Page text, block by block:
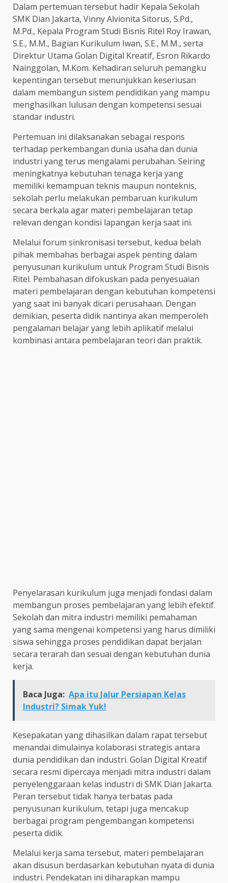
Dalam pertemuan tersebut hadir Kepala Sekolah
SMK Dian Jakarta, Vinny Alvionita Sitorus, S.Pd.,
M.Pd., Kepala Program Studi Bisnis Ritel Roy Irawan,
S.E., M.M., Bagian Kurikulum Iwan, S.E., M.M., serta
Direktur Utama Golan Digital Kreatif, Esron Rikardo
Nainggolan, M.Kom. Kehadiran seluruh pemangku
kepentingan tersebut menunjukkan keseriusan
dalam membangun sistem pendidikan yang mampu
menghasilkan lulusan dengan kompetensi sesuai
standar industri.
Pertemuan ini dilaksanakan sebagai respons
terhadap perkembangan dunia usaha dan dunia
industri yang terus mengalami perubahan. Seiring
meningkatnya kebutuhan tenaga kerja yang
memiliki kemampuan teknis maupun nonteknis,
sekolah perlu melakukan pembaruan kurikulum
secara berkala agar materi pembelajaran tetap
relevan dengan kondisi lapangan kerja saat ini.
Melalui forum sinkronisasi tersebut, kedua belah
pihak membahas berbagai aspek penting dalam
penyusunan kurikulum untuk Program Studi Bisnis
Ritel. Pembahasan difokuskan pada penyesuaian
materi pembelajaran dengan kebutuhan kompetensi
yang saat ini banyak dicari perusahaan. Dengan
demikian, peserta didik nantinya akan memperoleh
pengalaman belajar yang lebih aplikatif melalui
kombinasi antara pembelajaran teori dan praktik.
Penyelarasan kurikulum juga menjadi fondasi dalam
membangun proses pembelajaran yang lebih efektif.
Sekolah dan mitra industri memiliki pemahaman
yang sama mengenai kompetensi yang harus dimiliki
siswa sehingga proses pendidikan dapat berjalan
secara terarah dan sesuai dengan kebutuhan dunia
kerja.
Baca Juga: Apa itu Jalur Persiapan Kelas
Industri? Simak Yuk!
Kesepakatan yang dihasilkan dalam rapat tersebut
menandai dimulainya kolaborasi strategis antara
dunia pendidikan dan industri. Golan Digital Kreatif
secara resmi dipercaya menjadi mitra industri dalam
penyelenggaraan kelas industri di SMK Dian Jakarta.
Peran tersebut tidak hanya terbatas pada
penyusunan kurikulum, tetapi juga mencakup
berbagai program pengembangan kompetensi
peserta didik.
Melalui kerja sama tersebut, materi pembelajaran
akan disusun berdasarkan kebutuhan nyata di dunia
industri. Pendekatan ini diharapkan mampu